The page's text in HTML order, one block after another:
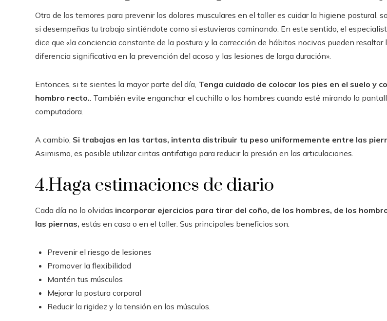
Otro de los temores para prevenir los dolores musculares en el taller es cuidar la higiene postural,
si desempeñas tu trabajo sintiéndote como si estuvieras caminando. En este sentido, el
dice que «la conciencia constante de la postura y la corrección de hábitos nocivos pueden resaltar
diferencia significativa en la prevención del acoso y las lesiones de larga duración».
Entonces, si te sientes la mayor parte del día, Tenga cuidado de colocar los pies en el suelo y
hombro recto.. También evite enganchar el cuchillo o los hombres cuando esté mirando la
computadora.
A cambio, Si trabajas en las tartas, intenta distribuir tu peso uniformemente entre las
Asimismo, es posible utilizar cintas antifatiga para reducir la presión en las articulaciones.
4.Haga estimaciones de diario
Cada día no lo olvidas incorporar ejercicios para tirar del coño, de los hombres, de los
las piernas, estás en casa o en el taller. Sus principales beneficios son:
Prevenir el riesgo de lesiones
Promover la flexibilidad
Mantén tus músculos
Mejorar la postura corporal
Reducir la rigidez y la tensión en los músculos.